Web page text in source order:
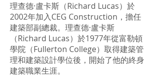
理查德·盧卡斯（Richard Lucas）於
2002年加入CEG Construction，擔任
建築部副總裁。理查德·盧卡斯
（Richard Lucas）於1977年從富勒頓
學院（Fullerton College）取得建築管
理和建築設計學位後，開始了他的終身
建築職業生涯。